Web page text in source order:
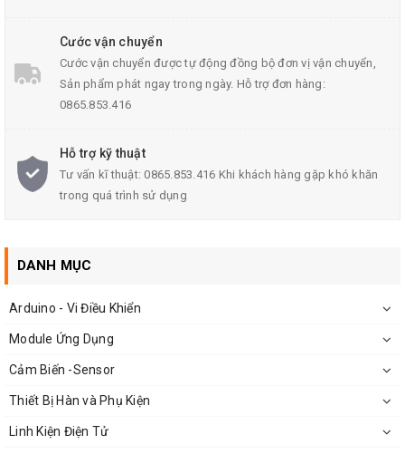
Module Đồng Hồ DS1302
Thông Số Kỹ Thuật
Các chức năng: đo thời gian, nhiệt độ, điện áp đầu vào
Điện áp hoạt động: 5 - 12V DC
Sai số điện áp đo: ±0.1V
Cước vận chuyển
Cước vận chuyển được tự động đồng bộ đơn vị vận chuyển,
Sản phẩm phát ngay trong ngày. Hỗ trợ đơn hàng:
0865.853.416
Hỗ trợ kỹ thuật
Tư vấn kĩ thuật: 0865.853.416 Khi khách hàng gặp khó khăn
trong quá trình sử dụng
DANH MỤC
Arduino - Vi Điều Khiển
Module Ứng Dụng
Cảm Biến -Sensor
Thiết Bị Hàn và Phụ Kiện
Linh Kiện Điện Tử